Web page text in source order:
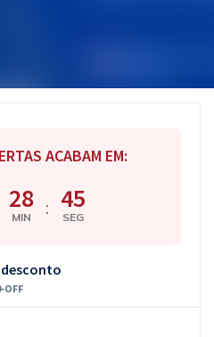
ACABAM EM:
28
MIN : 44
SEG
desconto
OFF